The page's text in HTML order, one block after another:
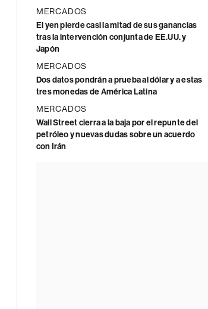
MERCADOS
El yen pierde casi la mitad de sus ganancias
tras la intervención conjunta de EE.UU. y
Japón
MERCADOS
Dos datos pondrán a prueba al dólar y a estas
tres monedas de América Latina
MERCADOS
Wall Street cierra a la baja por el repunte del
petróleo y nuevas dudas sobre un acuerdo
con Irán